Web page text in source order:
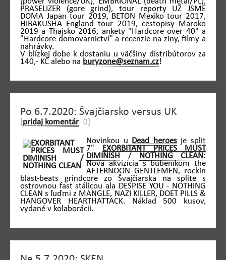
PRASELIZER (gore grind), tour reporty UŽ JSME
DOMA Japan tour 2019, BETON Mexiko tour 2017,
HIBAKUSHA England tour 2019, cestopisy Maroko
2019 a Thajsko 2016, ankety "Hardcore over 40" a
"Hardcore domovarnictví" a recenzie na ziny, filmy a
nahrávky.
V blízkej dobe k dostaniu u väčšiny distribútorov za
140,- KČ alebo na buryzone@seznam.cz!
Po 6.7.2020: Švajčiarsko versus UK
pridaj komentár: 0]
Novinkou u Dead heroesje split
7" EXORBITANT PRICES MUST
DIMINISH/NOTHING CLEAN:
Nová akvizícia s bubeníkom the
AFTERNOON GENTLEMEN, rockin
blast-beats grindcore zo Švajčiarska na splite s
ostrovnou fast stálicou ala DESPISE YOU - NOTHING
CLEAN s ľuďmi z MANGLE, NAZI KILLER, DOET PILLS &
HANGOVER HEARTHATTACK. Náklad 500 kusov,
vydané v kolaborácii.